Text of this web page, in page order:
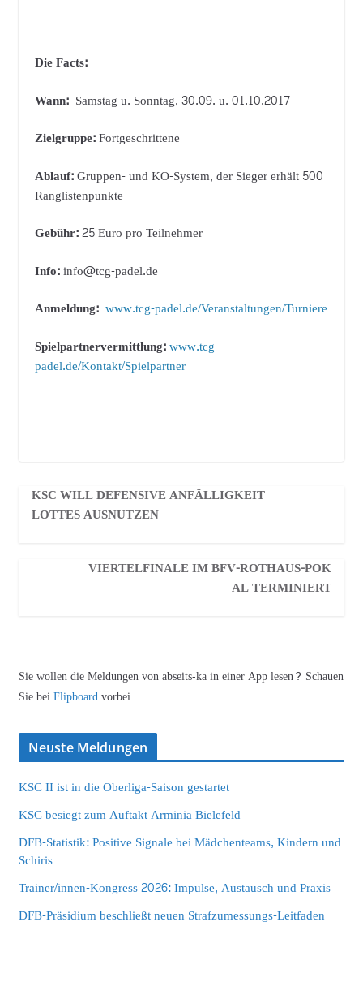
Die Facts:
Wann:Samstag u. Sonntag, 30.09. u. 01.10.2017
Zielgruppe:Fortgeschrittene
Ablauf:Gruppen- und KO-System, der Sieger erhält 500
Ranglistenpunkte
Gebühr:25 Euro pro Teilnehmer
Info:info@tcg-padel.de
Anmeldung: www.tcg-padel.de/Veranstaltungen/Turniere
Spielpartnervermittlung:www.tcg-
padel.de/Kontakt/Spielpartner
KSC WILL DEFENSIVE ANFÄLLIGKEIT
LOTTES AUSNUTZEN
VIERTELFINALE IM BFV-ROTHAUS-POK
AL TERMINIERT
Sie wollen die Meldungen von abseits-ka in einer App lesen? Schauen
Sie beiFlipboardvorbei
Neuste Meldungen
KSC II ist in die Oberliga-Saison gestartet
KSC besiegt zum Auftakt Arminia Bielefeld
DFB-Statistik: Positive Signale bei Mädchenteams, Kindern und
Schiris
Trainer/innen-Kongress 2026: Impulse, Austausch und Praxis
DFB-Präsidium beschließt neuen Strafzumessungs-Leitfaden